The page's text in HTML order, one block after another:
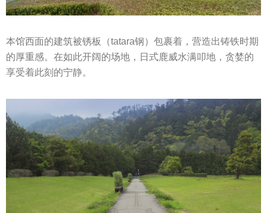
本馆西面的建筑被锈板（tatara钢）包裹着，营造出铸铁时期
的厚重感。在如此开阔的场地，日式鹿威水满叩地，贪婪的
享受着此刻的宁静。